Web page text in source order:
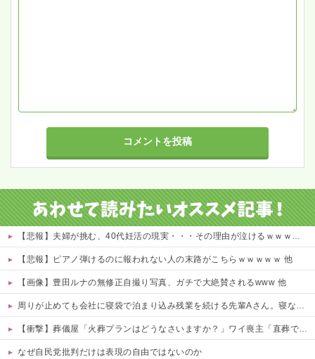
【悲報】夫婦が挑む、40代妊活の現実・・・その理由が泣けるｗｗｗｗ 他
【悲報】ピアノ弾けるのに報われない人の末路がこちらｗｗｗｗｗ 他
【画像】豊田ルナの無修正自撮り写真、ガチで大絶賛されるwww 他
周りが止めても会社に寝袋で泊まり込み残業を続ける先輩Aさん。寝ないように社長が椅子を変えても残る、さらに上司が帰るのを待って戻ってくる始末…そんなある日、出社すると社内が騒然としていて・・・
【衝撃】葬儀屋「火葬プランはどうなさいますか？」ワイ喪主「直葬で(即答)」→結果ァw w w w w w w w w w
なぜ自民党批判だけは表現の自由ではないのか